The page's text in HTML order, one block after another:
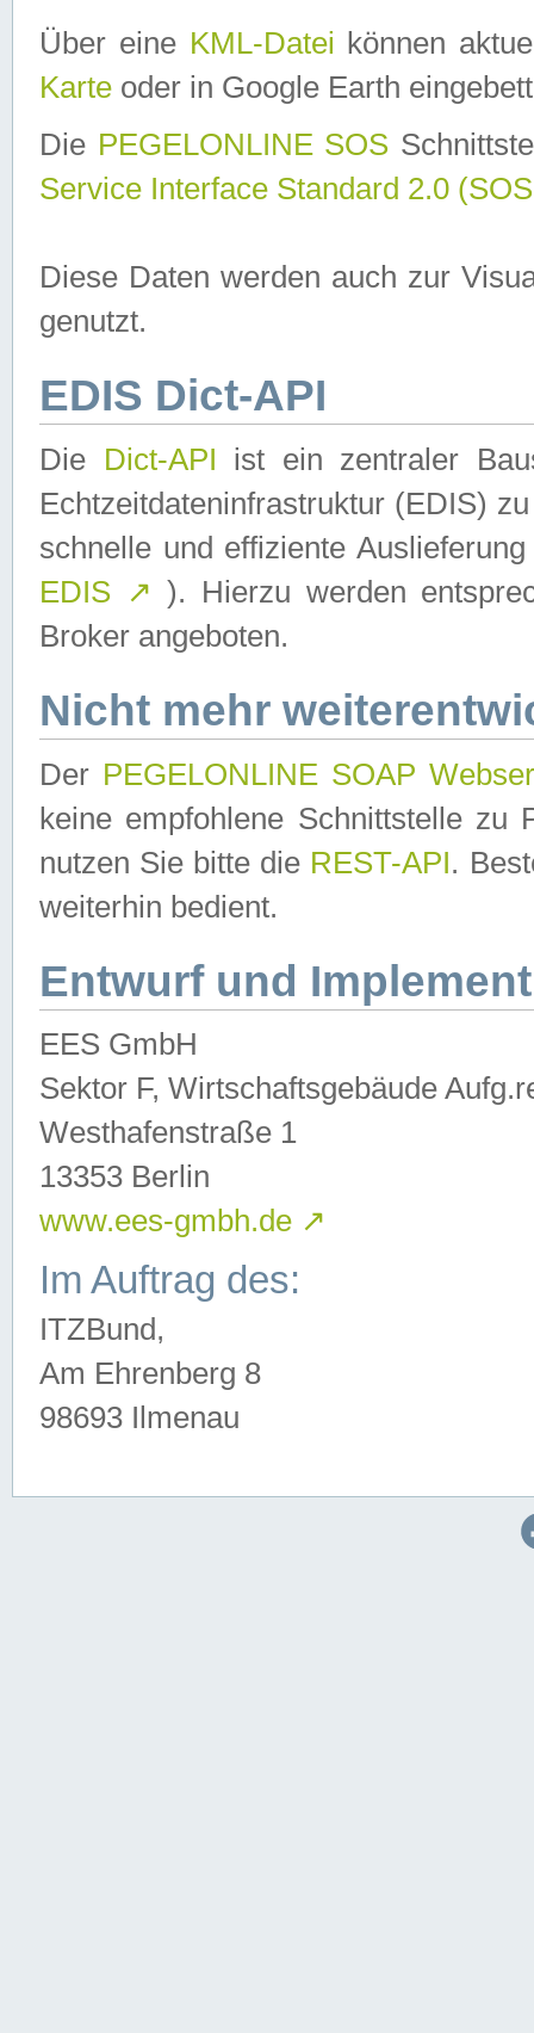
Über eine KML-Datei können
Karte oder in Google Earth
Die PEGELONLINE SOS
Service Interface Standard 2.0
Diese Daten werden auch zur
genutzt.
EDIS Dict-API
Die Dict-API ist ein zentraler
Echtzeitdateninfrastruktur (EDIS)
schnelle und effiziente
EDIS ↗ ). Hierzu werden
Broker angeboten.
Nicht mehr
Der PEGELONLINE SOAP
keine empfohlene Schnittstelle zu
nutzen Sie bitte die REST-API.
weiterhin bedient.
Entwurf und
EES GmbH
Sektor F, Wirtschaftsgebäude
Westhafenstraße 1
13353 Berlin
www.ees-gmbh.de ↗
Im Auftrag des:
ITZBund,
Am Ehrenberg 8
98693 Ilmenau